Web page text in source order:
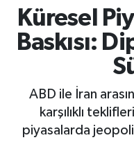
Küresel
Baskısı:
ABD ile İran
karşılıklı
piyasalarda
Borsa Haberleri
İş Dünyası
Otovitrin
Süper Lig Puan
Tüm Manşetler
Son Dakika
Haber Arşivi